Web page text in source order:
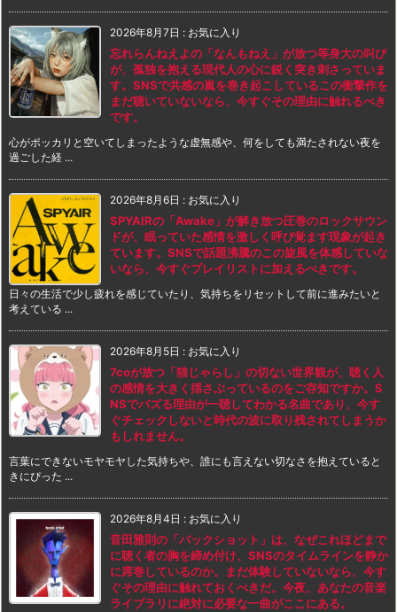
2026年8月7日 : お気に入り
忘れらんねえよの「なんもねえ」が放つ等身大の叫び
が、孤独を抱える現代人の心に鋭く突き刺さっていま
す。SNSで共感の嵐を巻き起こしているこの衝撃作を
まだ聴いていないなら、今すぐその理由に触れるべき
です。
心がポッカリと空いてしまったような虚無感や、何をしても満たされない夜を
過ごした経 ...
2026年8月6日 : お気に入り
SPYAIRの「Awake」が解き放つ圧巻のロックサウン
ドが、眠っていた感情を激しく呼び覚ます現象が起き
ています。SNSで話題沸騰のこの旋風を体感していな
いなら、今すぐプレイリストに加えるべきです。
日々の生活で少し疲れを感じていたり、気持ちをリセットして前に進みたいと
考えている ...
2026年8月5日 : お気に入り
7coが放つ「猫じゃらし」の切ない世界観が、聴く人
の感情を大きく揺さぶっているのをご存知ですか。S
NSでバズる理由が一聴してわかる名曲であり、今す
ぐチェックしないと時代の波に取り残されてしまうか
もしれません。
言葉にできないモヤモヤした気持ちや、誰にも言えない切なさを抱えていると
きにぴった ...
2026年8月4日 : お気に入り
音田雅則の「バックショット」は、なぜこれほどまで
に聴く者の胸を締め付け、SNSのタイムラインを静か
に席巻しているのか。まだ体験していないなら、今す
ぐその理由に触れておくべきだ。今夜、あなたの音楽
ライブラリに絶対に必要な一曲がここにある。